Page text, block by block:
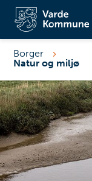
Borger
Natur og miljø